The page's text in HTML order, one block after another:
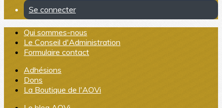
Se connecter
Qui sommes-nous
Le Conseil d'Administration
Formulaire contact
Adhésions
Dons
La Boutique de l'AOVi